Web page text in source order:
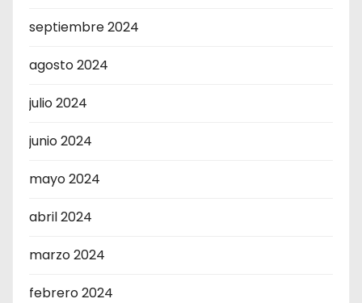
septiembre 2024
agosto 2024
julio 2024
junio 2024
mayo 2024
abril 2024
marzo 2024
febrero 2024